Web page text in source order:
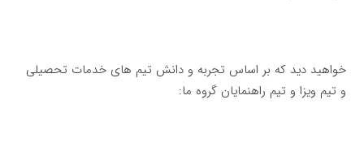
خواهید دید که بر اساس تجربه و دانش تیم های خدمات تحصیلی
و تیم ویزا و تیم راهنمایان گروه ما: